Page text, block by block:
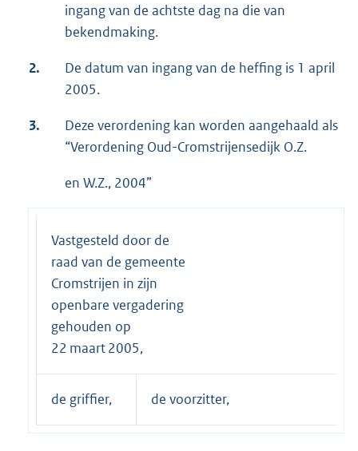
ingang van de achtste dag na die van
bekendmaking.
2.
De datum van ingang van de heffing is 1 april
2005.
3.
Deze verordening kan worden aangehaald als
“Verordening Oud-Cromstrijensedijk O.Z.
en W.Z., 2004”
Vastgesteld door de
raad van de gemeente
Cromstrijen in zijn
openbare vergadering
gehouden op
22 maart 2005,
de griffier, de voorzitter,